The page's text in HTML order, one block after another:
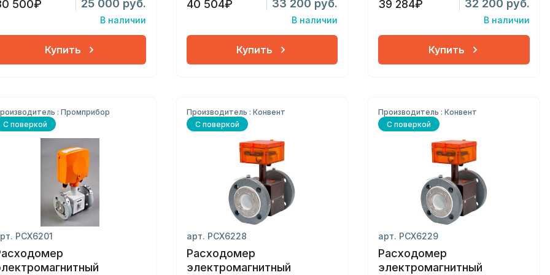
500₽ 25 000 руб.
В наличии
Купить
40 504₽ 33 200 руб.
В наличии
Купить
39 284₽ 32 200 руб.
В наличии
Купить
: Промприбор
С поверкой
РСХ6201
Производитель : Конвент
С поверкой
арт. РСХ6228
Расходомер
электромагнитный
Производитель : Конвент
С поверкой
арт. РСХ6229
Расходомер
электромагнитный